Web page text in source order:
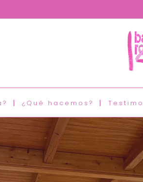
¿Qué hacemos?